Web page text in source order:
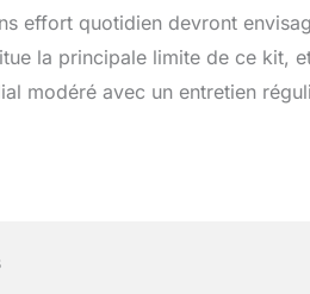
effort quotidien devront
la principale limite de ce kit,
modéré avec un entretien